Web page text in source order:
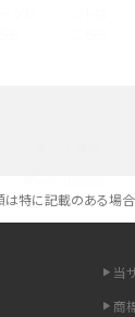
要？所持率やメリット
が遅い原因は？すぐで
特に記載のある場合
当
商